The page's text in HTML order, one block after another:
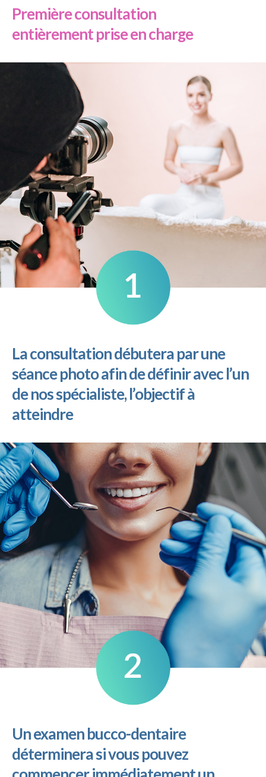
Première consultation
entièrement prise en charge
La consultation débutera par une
séance photo afin de définir avec l’un
de nos spécialiste, l’objectif à
atteindre
Un examen bucco-dentaire
déterminera si vous pouvez